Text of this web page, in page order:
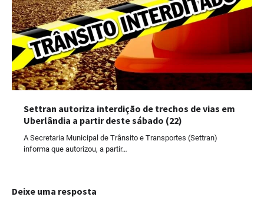
Settran autoriza interdição de trechos de vias em
Uberlândia a partir deste sábado (22)
A Secretaria Municipal de Trânsito e Transportes (Settran)
informa que autorizou, a partir…
Deixe uma resposta